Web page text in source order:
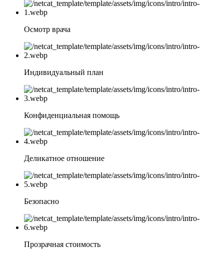
Осмотр врача
Индивидуальный план
Конфиденциальная помощь
Деликатное отношение
Безопасно
Прозрачная стоимость